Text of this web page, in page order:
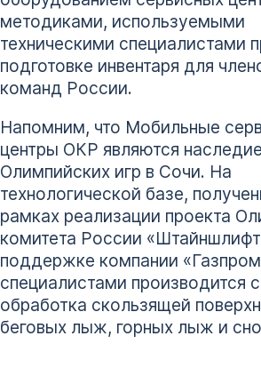
методиками, используемыми
техническими специалистами
подготовке инвентаря для
команд России.
Напомним, что Мобильные
центры ОКР являются
Олимпийских игр в Сочи. На
технологической базе,
рамках реализации проекта
комитета России
поддержке компании
специалистами производится
обработка скользящей
беговых лыж, горных лыж и